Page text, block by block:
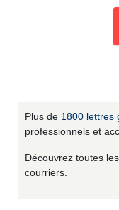
Plus de 1800 lettres
professionnels et
Découvrez toutes les
courriers.